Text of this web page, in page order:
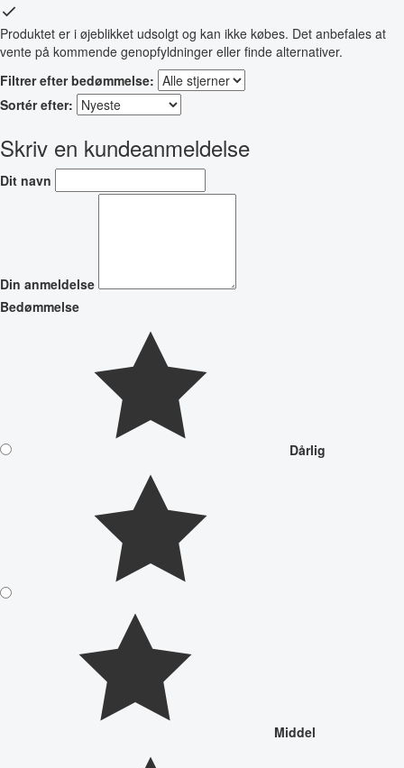
Produktet er i øjeblikket udsolgt og kan ikke købes. Det anbefales at
vente på kommende genopfyldninger eller finde alternativer.
Filtrer efter bedømmelse:
Sortér efter:
Skriv en kundeanmeldelse
Dit navn
Din anmeldelse
Bedømmelse
Dårlig
Middel